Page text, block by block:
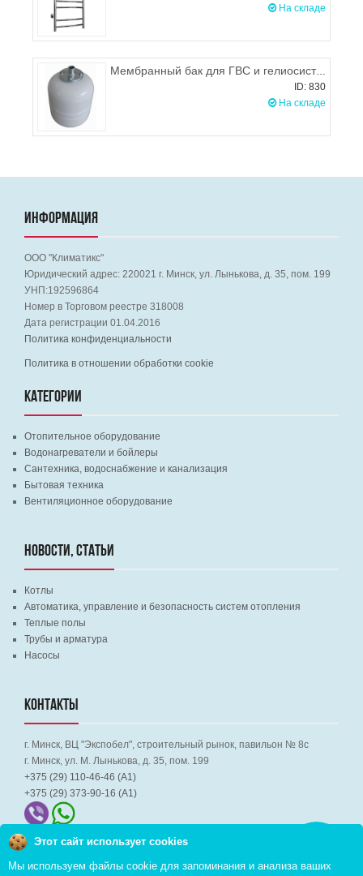
На складе
Мембранный бак для ГВС и гелиосистем Wester WDV35
ID: 830
На складе
ИНФОРМАЦИЯ
ООО "Климатикс"
Юридический адрес: 220021 г. Минск, ул. Лынькова, д. 35, пом. 199
УНП:192596864
Номер в Торговом реестре 318008
Дата регистрации 01.04.2016
Политика конфиденциальности
Политика в отношении обработки cookie
КАТЕГОРИИ
Отопительное оборудование
Водонагреватели и бойлеры
Сантехника, водоснабжение и канализация
Бытовая техника
Вентиляционное оборудование
НОВОСТИ, СТАТЬИ
Котлы
Автоматика, управление и безопасность систем отопления
Теплые полы
Трубы и арматура
Насосы
КОНТАКТЫ
г. Минск, ВЦ "Экспобел", строительный рынок, павильон № 8c
г. Минск, ул. М. Лынькова, д. 35, пом. 199
+375 (29) 110-46-46 (А1)
+375 (29) 373-90-16 (A1)
Этот сайт использует cookies
Мы используем файлы cookie для запоминания и анализа ваших